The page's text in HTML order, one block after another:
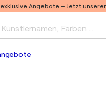
Angebote – Jetzt
Farben …